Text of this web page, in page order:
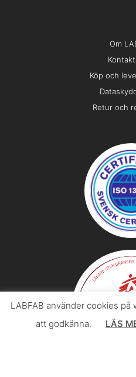
Om
Köp och
Retur och
LABFAB använder cookies på
att godkänna.
LÄS